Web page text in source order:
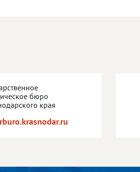
бюро
края